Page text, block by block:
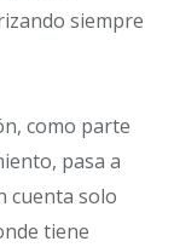
siempre
como parte
pasa a
cuenta solo
tiene